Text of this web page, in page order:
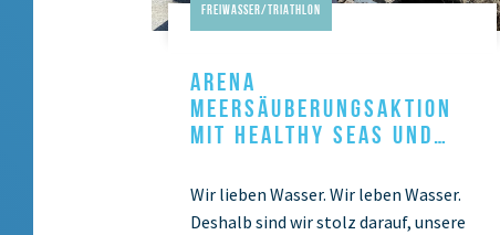
Freiwasser/Triathlon
ARENA
MEERSÄUBERUNGSAKTION
MIT HEALTHY SEAS UND
Wir lieben Wasser. Wir leben Wasser.
Deshalb sind wir stolz darauf, unsere